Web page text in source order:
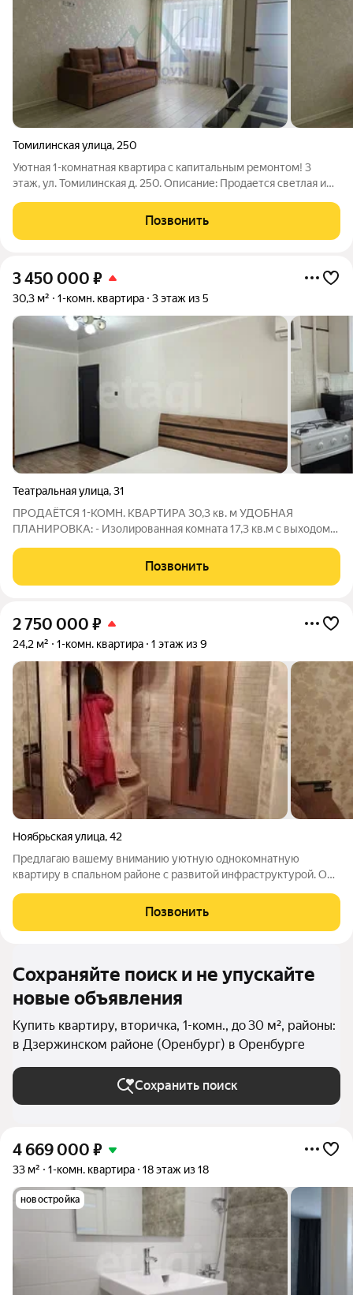
Томилинская улица, 250
Уютная 1-комнатная квартира с капитальным ремонтом! 3
этаж, ул. Томилинская д. 250. Описание: Продается светлая и
тех, кто ищет жилье «без сюрпризов» в тихом и спокойном
районе. Почему стоит
Позвонить
3 450 000 ₽
30,3 м² 1-комн. квартира 3 этаж из 5
Театральная улица,31
ПРОДАЁТСЯ 1-КОМН. КВАРТИРА 30,3 кв. м УДОБНАЯ
ПЛАНИРОВКА: - Изолированная комната 17,3 кв.м с выходом
встроенный шкаф) - Санузел 2,8 м совмещенный. Квартира
уютная и cветлaя.
Позвонить
2 750 000 ₽
24,2 м² 1-комн. квартира 1 этаж из 9
Ноябрьская улица,42
Предлагаю вашему вниманию уютную однокомнатную
квартиру в спальном районе с развитой инфраструктурой. О
состоянии, с двором с парковочными местами и спокойной
атмосферой.Дом построен из кирпича, поэтому
Позвонить
Сохраняйте поиск и не упускайте
новые объявления
Купить квартиру, вторичка, 1-комн., до 30 м², районы:
в Дзержинском районе (Оренбург) в Оренбурге
Сохранить поиск
4 669 000 ₽
33 м² 1-комн. квартира 18 этаж из 18
новостройка